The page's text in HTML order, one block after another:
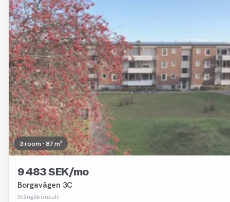
3 room · 87 m²
9 483 SEK/mo
Borgavägen 3C
Stångåkonsult